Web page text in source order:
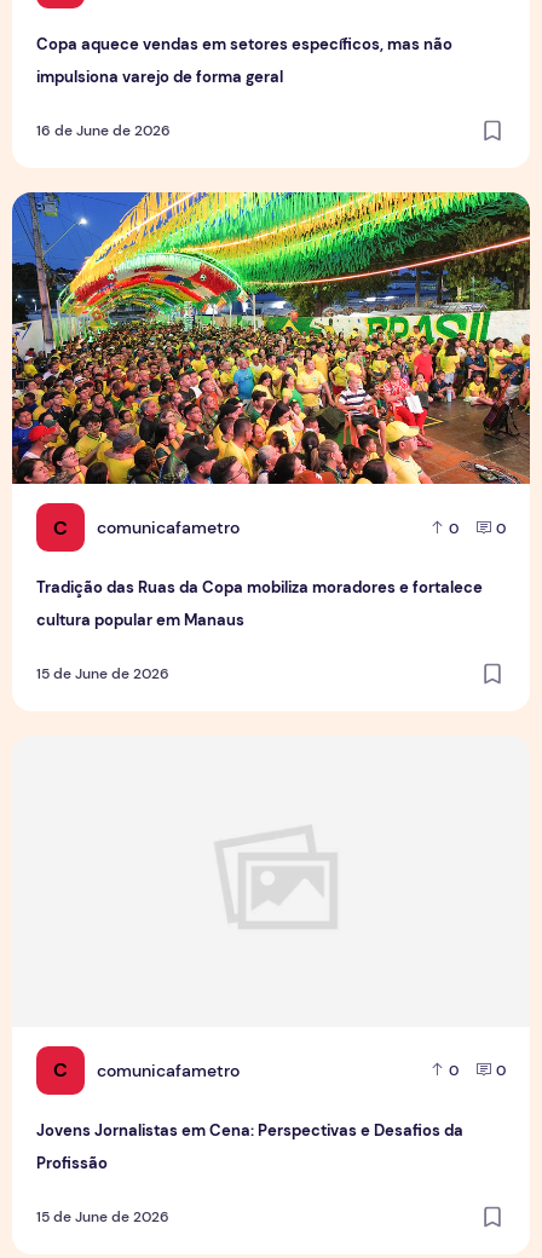
Copa aquece vendas em setores específicos, mas não
impulsiona varejo de forma geral
16 de June de 2026
C comunicafametro 0 0
Tradição das Ruas da Copa mobiliza moradores e fortalece
cultura popular em Manaus
15 de June de 2026
Tradição das Ruas da Copa mobiliza moradores e
C comunicafametro 0 0
Jovens Jornalistas em Cena: Perspectivas e Desafios da
Profissão
15 de June de 2026